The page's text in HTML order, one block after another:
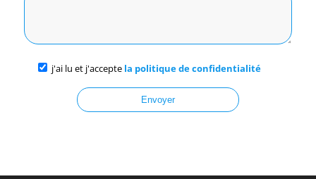
j'ai lu et j'accepte la politique de confidentialité